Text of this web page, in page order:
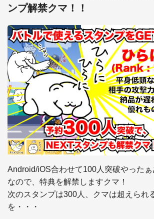
ンプ解禁クマ！！
Android/iOS合わせて100人突破やったぁ
なので、特典を解禁しますクマ！
次のスタンプは300人、クマは超えられ
を・・・